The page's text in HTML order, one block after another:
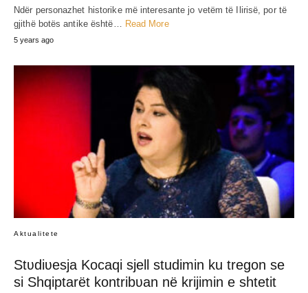
Ndër personazhet historike më interesante jo vetëm të Ilirisë, por të
gjithë botës antike është… Read More
5 years ago
Aktualitete
Stʋdiʋesja Kocaqi sjell studimin ku tregon se
si Shqiptarët kontribʋan në krijimin e shtetit